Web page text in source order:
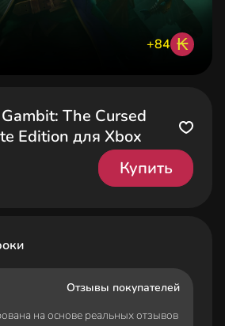
+84 ₭
The Cursed
Edition для Xbox
Купить
Отзывы покупателей
на основе реальных отзывов